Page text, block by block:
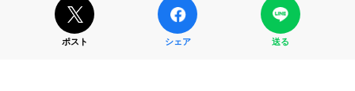
ポスト シェア 送る